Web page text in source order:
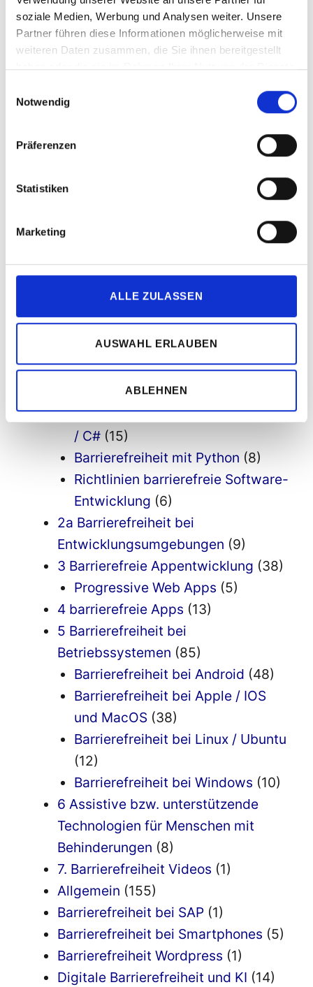
soziale Medien, Werbung und Analysen weiter. Unsere
Partner führen diese Informationen möglicherweise mit
weiteren Daten zusammen, die Sie ihnen bereitgestellt
haben oder die sie im Rahmen Ihrer Nutzung der Dienste
Notwendig
Präferenzen
Statistiken
Marketing
ALLE ZULASSEN
AUSWAHL ERLAUBEN
ABLEHNEN
KATEGORIEN
1 Aktuelles
(564)
1 Barrierefreies Webdesign
2 barrierefreie Softwareentwicklung
(95)
Barrierefreie Software(10)
Softwareentwicklung für die
Cloud(1)
Barrierefreiheit bei
Computerspielen(2)
Barrierefreiheit mit Java
Barrierefreiheit mit Microsoft .net
/ C# (15)
Barrierefreiheit mit Python (8)
Richtlinien barrierefreie Software-
Entwicklung (6)
2a Barrierefreiheit bei
Entwicklungsumgebungen (9)
3 Barrierefreie Appentwicklung (38)
Progressive Web Apps (5)
4 barrierefreie Apps (13)
5 Barrierefreiheit bei
Betriebssystemen (85)
Barrierefreiheit bei Android (48)
Barrierefreiheit bei Apple / IOS
und MacOS (38)
Barrierefreiheit bei Linux / Ubuntu
(12)
Barrierefreiheit bei Windows (10)
6 Assistive bzw. unterstützende
Technologien für Menschen mit
Behinderungen (8)
7. Barrierefreiheit Videos (1)
Allgemein (155)
Barrierefreiheit bei SAP (1)
Barrierefreiheit bei Smartphones (5)
Barrierefreiheit Wordpress (1)
Digitale Barrierefreiheit und KI (14)